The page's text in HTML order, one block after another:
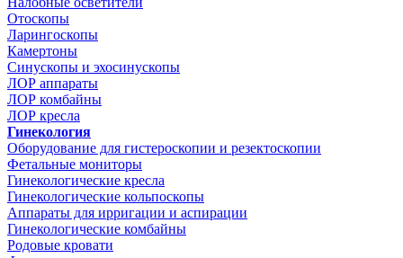
Отоскопы
Ларингоскопы
Камертоны
Синускопы и эхосинускопы
ЛОР аппараты
ЛОР комбайны
ЛОР кресла
Гинекология
Оборудование для гистероскопии и резектоскопии
Фетальные мониторы
Гинекологические кресла
Гинекологические кольпоскопы
Аппараты для ирригации и аспирации
Гинекологические комбайны
Родовые кровати